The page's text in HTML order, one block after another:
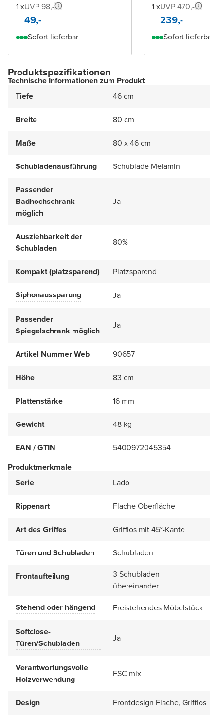
1 xUVP 98,-
49,-
Sofort lieferbar
1 xUVP 470,-
239,-
Sofort lieferbar
Produktspezifikationen
Technische Informationen zum Produkt
Tiefe
46 cm
Breite 80 cm
Maße 80 x 46 cm
Schubladenausführung Schublade Melamin
Passender
Badhochschrank
möglich
Ja
Ausziehbarkeit der
Schubladen
80%
Kompakt (platzsparend) Platzsparend
Siphonaussparung Ja
Passender
Spiegelschrank möglich
Ja
Artikel Nummer Web 90657
Höhe 83 cm
Plattenstärke 16 mm
Gewicht 48 kg
EAN / GTIN
5400972045354
Produktmerkmale
Serie
Lado
Rippenart Flache Oberfläche
Art des Griffes Grifflos mit 45°-Kante
Türen und Schubladen Schubladen
Frontaufteilung
3 Schubladen
übereinander
Stehend oder hängend
Freistehendes Möbelstück
Softclose-
Türen/Schubladen
Ja
Verantwortungsvolle
Holzverwendung
FSC mix
Design Frontdesign Flache, Grifflos